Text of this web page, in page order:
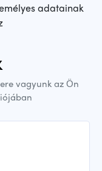
adatainak
vagyunk az Ön